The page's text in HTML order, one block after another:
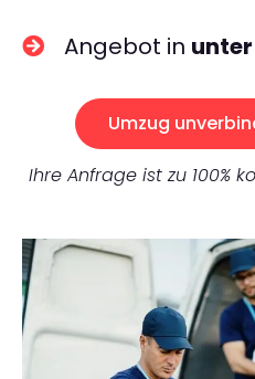
Angebot in
Umzug
Ihre Anfrage ist zu 100%